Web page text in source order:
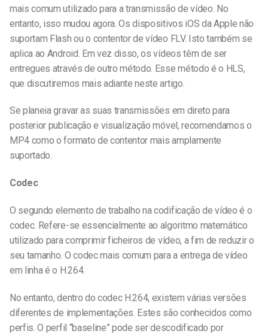
mais comum utilizado para a transmissão de vídeo. No
entanto, isso mudou agora. Os dispositivos iOS da Apple não
suportam Flash ou o contentor de vídeo FLV. Isto também se
aplica ao Android. Em vez disso, os vídeos têm de ser
entregues através de outro método. Esse método é o HLS,
que discutiremos mais adiante neste artigo.
Se planeia gravar as suas transmissões em direto para
posterior publicação e visualização móvel, recomendamos o
MP4 como o formato de contentor mais amplamente
suportado.
Codec
O segundo elemento de trabalho na codificação de vídeo é o
codec. Refere-se essencialmente ao algoritmo matemático
utilizado para comprimir ficheiros de vídeo, a fim de reduzir o
seu tamanho. O codec mais comum para a entrega de vídeo
em linha é o H.264.
No entanto, dentro do codec H.264, existem várias versões
diferentes de implementações. Estes são conhecidos como
perfis. O perfil “baseline” pode ser descodificado por